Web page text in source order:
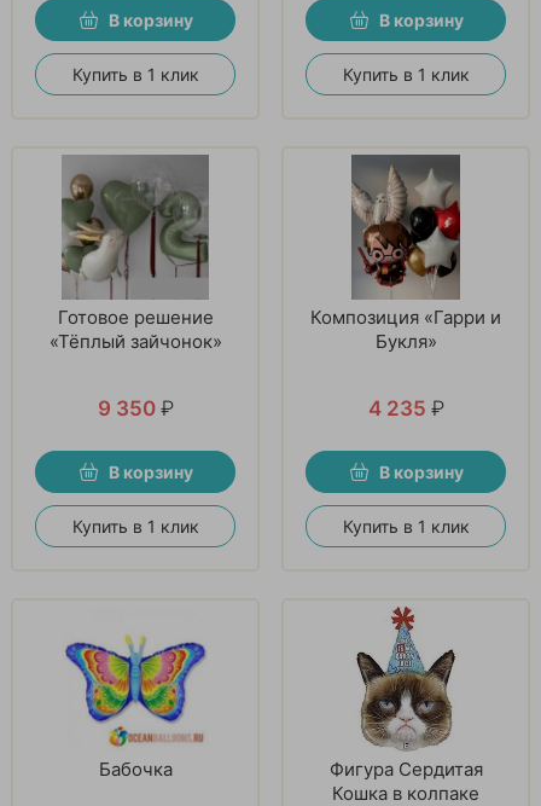
В корзину
Купить в 1 клик
В корзину
Купить в 1 клик
Готовое решение
«Тёплый зайчонок»
9 350 ₽
В корзину
Купить в 1 клик
Композиция «Гарри и
Букля»
4 235 ₽
В корзину
Купить в 1 клик
Бабочка
Фигура Сердитая
Кошка в колпаке